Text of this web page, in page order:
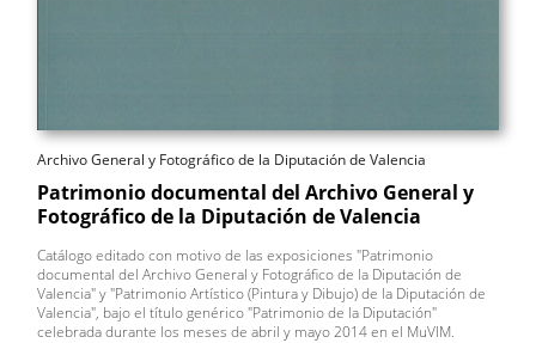
Archivo General y Fotográfico de la Diputación de Valencia
Patrimonio documental del Archivo General y
Fotográfico de la Diputación de Valencia
Catálogo editado con motivo de las exposiciones "Patrimonio
documental del Archivo General y Fotográfico de la Diputación de
Valencia" y "Patrimonio Artístico (Pintura y Dibujo) de la Diputación de
Valencia", bajo el título genérico "Patrimonio de la Diputación"
celebrada durante los meses de abril y mayo 2014 en el MuVIM.